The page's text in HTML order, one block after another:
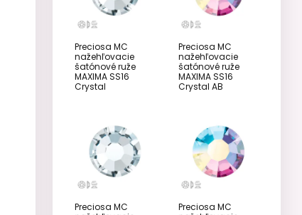
Preciosa MC
nažehľovacie
šatónové ruže
MAXIMA SS16
Crystal
Preciosa MC
nažehľovacie
šatónové ruže
MAXIMA SS16
Crystal AB
Preciosa MC
Preciosa MC